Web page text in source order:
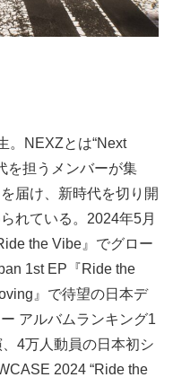
。NEXZとは“Next
を担うメンバーが集
届け、新時代を切り開
れている。2024年5月
the Vibe』でグロー
1st EP『Ride the
』で待望の日本デ
アルバムランキング1
4万人動員の日本初シ
2024 “Ride the